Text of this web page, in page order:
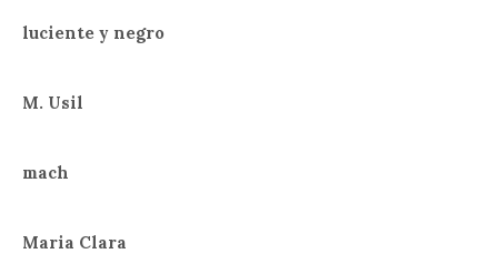
luciente y negro
M. Usil
mach
Maria Clara